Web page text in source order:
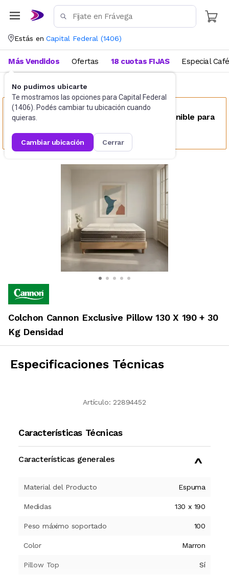
Estás en Capital Federal (1406)
No pudimos ubicarte
Te mostramos las opciones para Capital Federal
(1406). Podés cambiar tu ubicación cuando
quieras.
cambiar ubicación cerrar
Más Vendidos Ofertas 18 cuotas FIJAS Especial Café
Colchones tradicionales
Este producto no se encuentra disponible para
Colchon Cannon Exclusive Pillow 130 X 190 + 30
Kg Densidad
Especificaciones Técnicas
Artículo: 22894452
Características Técnicas
Características generales
Material del Producto Espuma
Medidas 130 x 190
Peso máximo soportado 100
Color Marron
Pillow Top Sí